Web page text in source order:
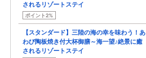
されるリゾートステイ
ポイント2%
【スタンダード】三陸の海の幸を味わう！あ
わび陶板焼き付大杯御膳～海一望♪絶景に癒
されるリゾートステイ